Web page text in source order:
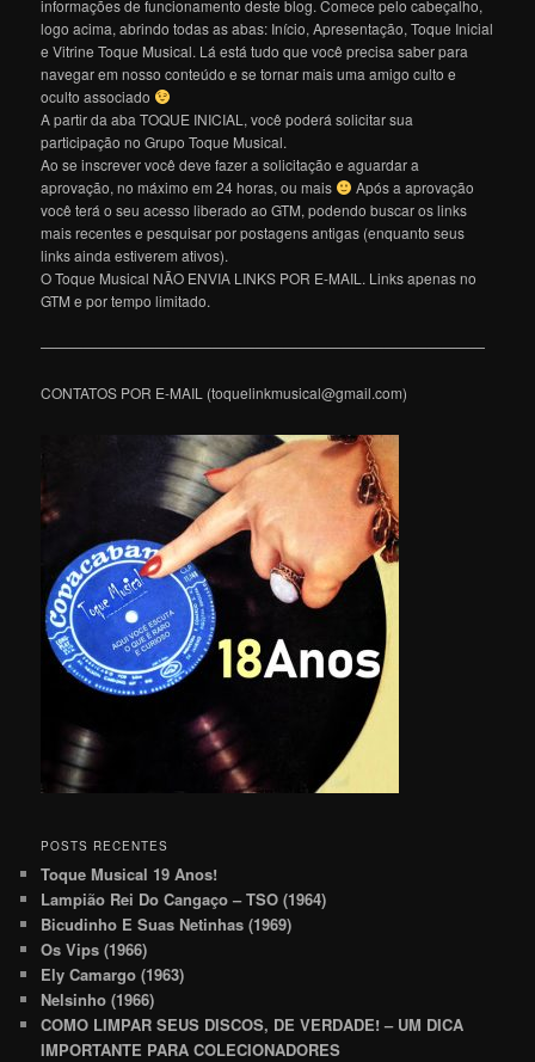
informações de funcionamento deste blog. Comece pelo cabeçalho,
logo acima, abrindo todas as abas: Início, Apresentação, Toque Inicial
e Vitrine Toque Musical. Lá está tudo que você precisa saber para
navegar em nosso conteúdo e se tornar mais uma amigo culto e
oculto associado
A partir da aba TOQUE INICIAL, você poderá solicitar sua
participação no Grupo Toque Musical.
Ao se inscrever você deve fazer a solicitação e aguardar a
aprovação, no máximo em 24 horas, ou mais
Após a aprovação
você terá o seu acesso liberado ao GTM, podendo buscar os links
mais recentes e pesquisar por postagens antigas (enquanto seus
links ainda estiverem ativos).
O Toque Musical NÃO ENVIA LINKS POR E-MAIL. Links apenas no
GTM e por tempo limitado.
———————————————————————————————
CONTATOS POR E-MAIL (toquelinkmusical@gmail.com)
POSTS RECENTES
Toque Musical 19 Anos!
Lampião Rei Do Cangaço – TSO (1964)
Bicudinho E Suas Netinhas (1969)
Os Vips (1966)
Ely Camargo (1963)
Nelsinho (1966)
COMO LIMPAR SEUS DISCOS, DE VERDADE! – UM DICA
IMPORTANTE PARA COLECIONADORES